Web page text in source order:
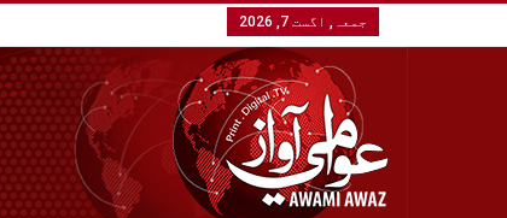
جمعہ, اگست 7, 2026